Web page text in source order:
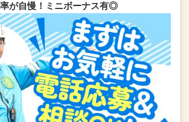
が自慢！ミニボーナス有◎